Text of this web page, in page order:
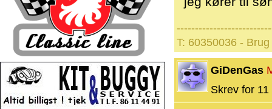
T: 60350036 -
GiDenGas
Skrev for